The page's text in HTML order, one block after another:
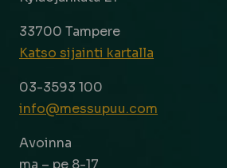
33700 Tampere
Katso sijainti kartalla
03-3593 100
info@messupuu.com
Avoinna
ma – pe 8-17